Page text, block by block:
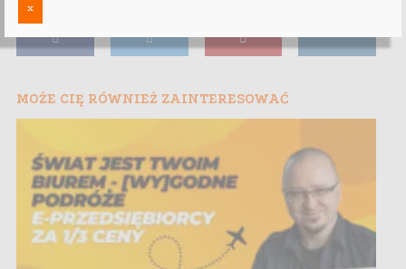
MOŻE CIĘ RÓWNIEŻ ZAINTERESOWAĆ
x